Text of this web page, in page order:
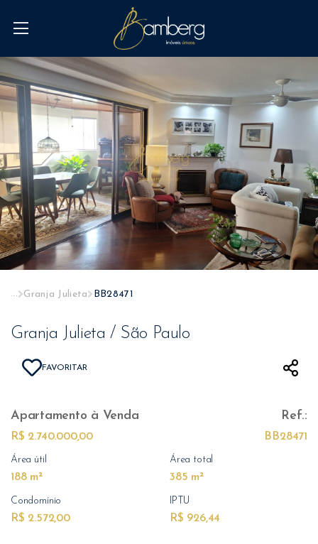
... Granja Julieta BB28471
Granja Julieta / São Paulo
FAVORITAR
Apartamento à Venda
R$ 2.740.000,00
Ref.:
BB28471
Área útil
188 m²
Área total
385 m²
Condomínio
R$ 2.572,00
IPTU
R$ 926,44